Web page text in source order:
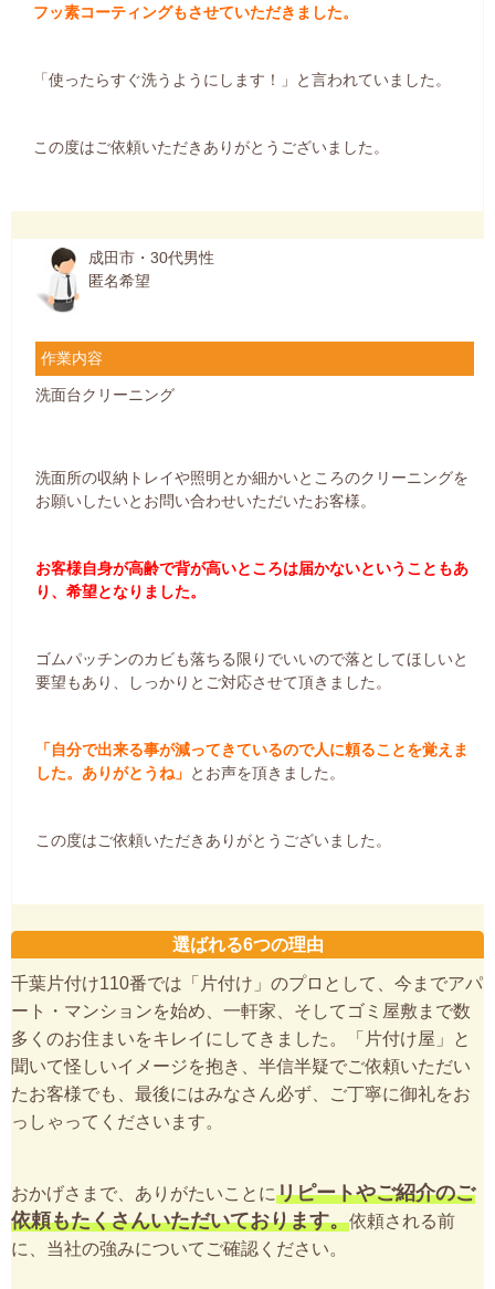
フッ素コーティングもさせていただきました。
「使ったらすぐ洗うようにします！」と言われていました。
この度はご依頼いただきありがとうございました。
成田市・30代男性
匿名希望
作業内容
洗面台クリーニング
洗面所の収納トレイや照明とか細かいところのクリーニングを
お願いしたいとお問い合わせいただいたお客様。
お客様自身が高齢で背が高いところは届かないということもあ
り、希望となりました。
ゴムパッチンのカビも落ちる限りでいいので落としてほしいと
要望もあり、しっかりとご対応させて頂きました。
「自分で出来る事が減ってきているので人に頼ることを覚えま
した。ありがとうね」 とお声を頂きました。
この度はご依頼いただきありがとうございました。
選ばれる6つの理由
千葉片付け110番では「片付け」のプロとして、今までアパ
ート・マンションを始め、一軒家、そしてゴミ屋敷まで数
多くのお住まいをキレイにしてきました。「片付け屋」と
聞いて怪しいイメージを抱き、半信半疑でご依頼いただい
たお客様でも、最後にはみなさん必ず、ご丁寧に御礼をお
っしゃってくださいます。
おかげさまで、ありがたいことにリピートやご紹介のご
依頼もたくさんいただいております。依頼される前
に、当社の強みについてご確認ください。